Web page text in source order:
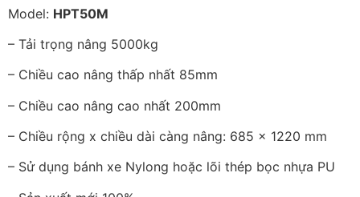
Model: HPT50M
– Tải trọng nâng 5000kg
– Chiều cao nâng thấp nhất 85mm
– Chiều cao nâng cao nhất 200mm
– Chiều rộng x chiều dài càng nâng: 685 x 1220 mm
– Sử dụng bánh xe Nylong hoặc lõi thép bọc nhựa PU